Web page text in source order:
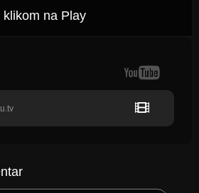
klikom na Play